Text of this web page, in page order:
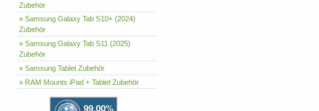
Zubehör
» Samsung Galaxy Tab S10+ (2024)
Zubehör
» Samsung Galaxy Tab S11 (2025)
Zubehör
» Samsung Tablet Zubehör
» RAM Mounts iPad + Tablet Zubehör